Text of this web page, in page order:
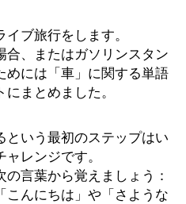
ブ旅行をします。
合、またはガソリンスタン
めには「車」に関する単語
まとめました。
という最初のステップはい
レンジです。
の言葉から覚えましょう：
こんにちは」や「さような